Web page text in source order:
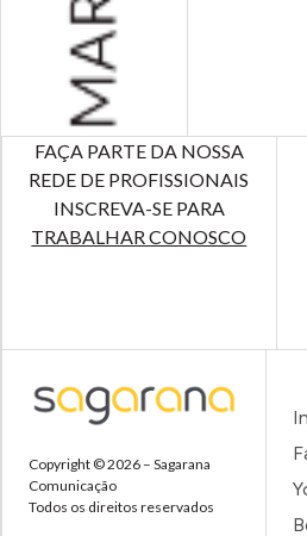
FAÇA PARTE DA NOSSA
REDE DE PROFISSIONAIS
INSCREVA-SE PARA
TRABALHAR CONOSCO
Copyright © 2026 – Sagarana
Comunicação
Todos os direitos reservados